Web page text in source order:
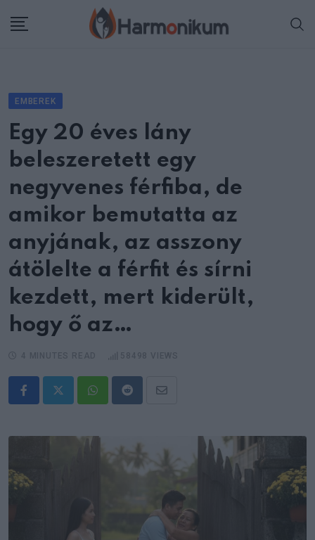
EMBEREK
Egy 20 éves lány
beleszeretett egy
negyvenes férfiba, de
amikor bemutatta az
anyjának, az asszony
átölelte a férfit és sírni
kezdett, mert kiderült,
hogy ő az…
WhatsappRedditShare